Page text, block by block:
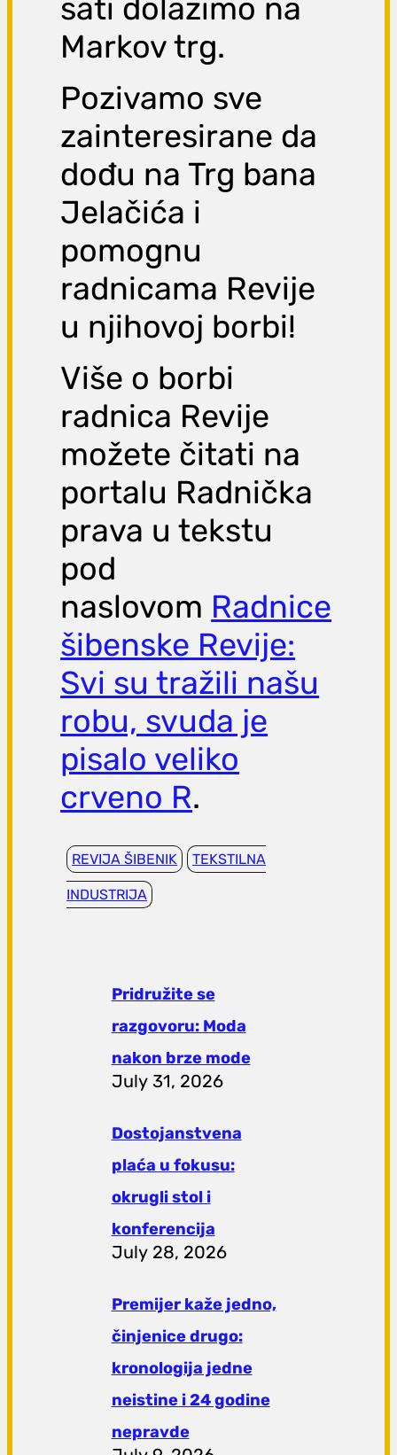
sati dolazimo na
Markov trg.
Pozivamo sve
zainteresirane da
dođu na Trg bana
Jelačića i
pomognu
radnicama Revije
u njihovoj borbi!
Više o borbi
radnica Revije
možete čitati na
portalu Radnička
prava u tekstu
pod
naslovom Radnice
šibenske Revije:
Svi su tražili našu
robu, svuda je
pisalo veliko
crveno R.
REVIJA ŠIBENIK TEKSTILNA
INDUSTRIJA
Pridružite se
razgovoru: Moda
nakon brze mode
July 31, 2026
Dostojanstvena
plaća u fokusu:
okrugli stol i
konferencija
July 28, 2026
Premijer kaže jedno,
činjenice drugo:
kronologija jedne
neistine i 24 godine
nepravde